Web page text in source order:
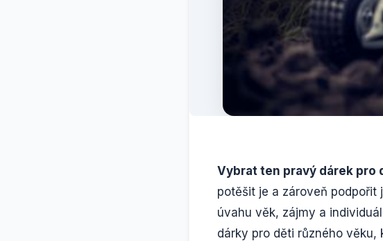
Vybrat ten pravý dárek pro
potěšit je a zároveň
úvahu věk, zájmy a
dárky pro děti různého